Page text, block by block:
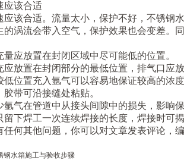
应该合适
应该合适。流量太小，保护不好，不锈钢
的涡流会带入空气，保护效果也会变差。
量应放置在封闭区域中尽可能低的位置。
应放置在封闭部分的最低位置，排气口应
低位置充入氩气可以容易地保证较高的浓
胶带可沿接缝处粘贴。
氩气在管道中从接头间隙中的损失，影响
留下焊工一次连续焊接的长度，焊接时可揭
任何其他问题，你可以对文章发表评论，
钢水箱施工与验收步骤